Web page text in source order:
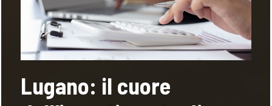
Lugano: il cuore